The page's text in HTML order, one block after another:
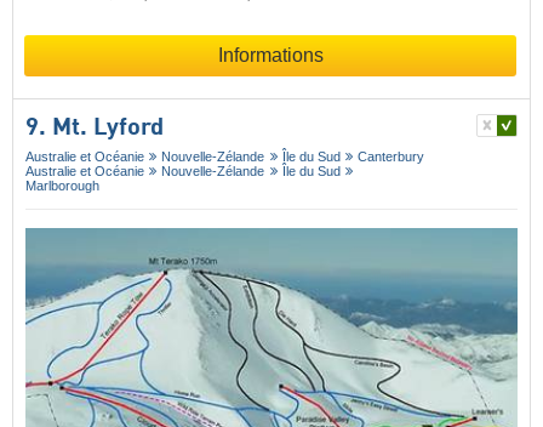
Informations
9. Mt. Lyford
Australie et Océanie Nouvelle-Zélande Île du Sud
Canterbury
Australie et Océanie
Nouvelle-Zélande
Île du Sud
Marlborough